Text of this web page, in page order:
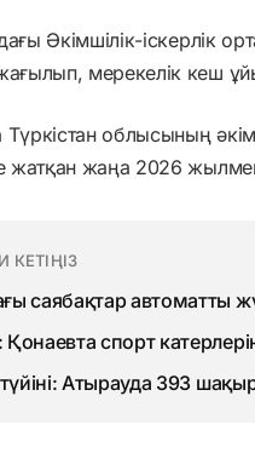
Әкімшілік-іскерлік
мерекелік кеш
Түркістан облысының
жаңа 2026
саябақтар автоматты
Қонаевта спорт
түйіні: Атырауда 393